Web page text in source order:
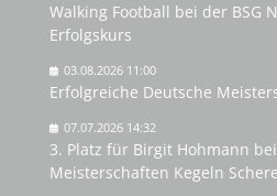
Walking Football bei der BSG
Erfolgskurs
03.08.2026 11:00
Erfolgreiche Deutsche
07.07.2026 14:32
3. Platz für Birgit Hohmann
Meisterschaften Kegeln Schere